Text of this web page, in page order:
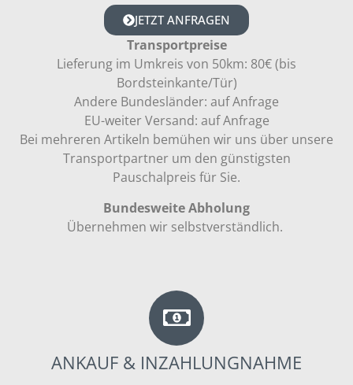
JETZT ANFRAGEN
Transportpreise
Lieferung im Umkreis von 50km: 80€ (bis
Bordsteinkante/Tür)
Andere Bundesländer: auf Anfrage
EU-weiter Versand: auf Anfrage
Bei mehreren Artikeln bemühen wir uns über unsere
Transportpartner um den günstigsten
Pauschalpreis für Sie.
Bundesweite Abholung
Übernehmen wir selbstverständlich.
ANKAUF & INZAHLUNGNAHME